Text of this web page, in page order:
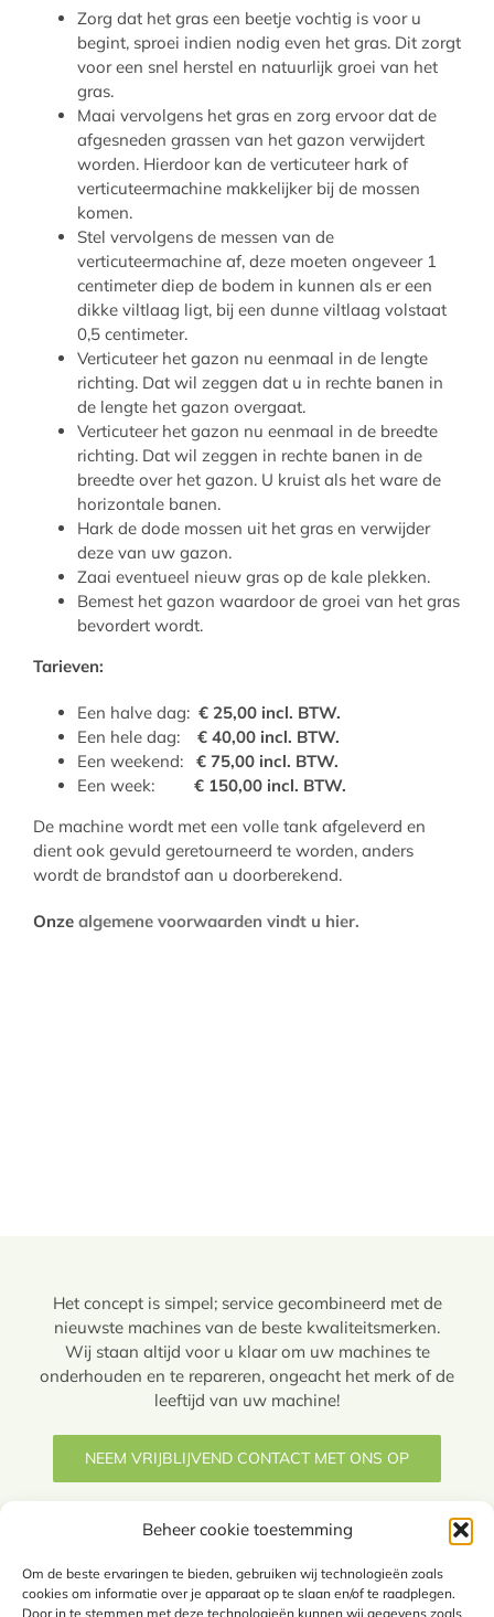
Beheer cookie toestemming
Om de beste ervaringen te bieden, gebruiken wij technologieën zoals
cookies om informatie over je apparaat op te slaan en/of te raadplegen.
Door in te stemmen met deze technologieën kunnen wij gegevens zoals
Zorg dat het gras een beetje vochtig is voor u
begint, sproei indien nodig even het gras. Dit zorgt
voor een snel herstel en natuurlijk groei van het
gras.
Maai vervolgens het gras en zorg ervoor dat de
afgesneden grassen van het gazon verwijdert
worden. Hierdoor kan de verticuteer hark of
verticuteermachine makkelijker bij de mossen
komen.
Stel vervolgens de messen van de
verticuteermachine af, deze moeten ongeveer 1
centimeter diep de bodem in kunnen als er een
dikke viltlaag ligt, bij een dunne viltlaag volstaat
0,5 centimeter.
Verticuteer het gazon nu eenmaal in de lengte
richting. Dat wil zeggen dat u in rechte banen in
de lengte het gazon overgaat.
Verticuteer het gazon nu eenmaal in de breedte
richting. Dat wil zeggen in rechte banen in de
breedte over het gazon. U kruist als het ware de
horizontale banen.
Hark de dode mossen uit het gras en verwijder
deze van uw gazon.
Zaai eventueel nieuw gras op de kale plekken.
Bemest het gazon waardoor de groei van het gras
bevordert wordt.
Tarieven:
Een halve dag: € 25,00 incl. BTW.
Een hele dag: € 40,00 incl. BTW.
Een weekend: € 75,00 incl. BTW.
Een week: € 150,00 incl. BTW.
De machine wordt met een volle tank afgeleverd en
dient ook gevuld geretourneerd te worden, anders
wordt de brandstof aan u doorberekend.
Onze algemene voorwaarden vindt u hier.
Het concept is simpel; service gecombineerd met de
nieuwste machines van de beste kwaliteitsmerken.
Wij staan altijd voor u klaar om uw machines te
onderhouden en te repareren, ongeacht het merk of de
leeftijd van uw machine!
NEEM VRIJBLIJVEND CONTACT MET ONS OP